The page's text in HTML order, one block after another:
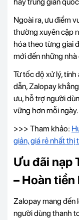
Ngoài ra, ưu điểm
thường xuyên cập
hóa theo từng giai
mới đến những
Từ tốc độ xử lý,
dẫn, Zalopay
ưu, hỗ trợ người
vững hơn mỗi ngày.
>>> Tham khảo:
giản, giá rẻ nhất thị
Ưu đãi nạp
– Hoàn tiền
Zalopay mang đến
người dùng thanh